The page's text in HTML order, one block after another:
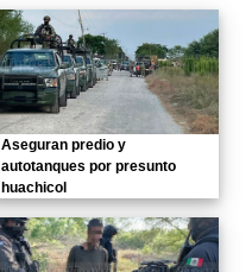
Aseguran predio y
autotanques por presunto
huachicol